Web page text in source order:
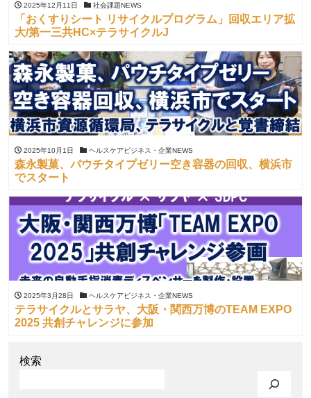
2025年12月11日 社会課題NEWS
「おくすりシート リサイクルプログラム」回収エリア拡
⼤/第一三共HC×テラサイクルJ
2025年10月1日 ヘルスケアビジネス・企業NEWS
森永製菓、パウチタイプゼリー空き容器の回収、横浜市
でスタート
2025年3月28日 ヘルスケアビジネス・企業NEWS
テラサイクルとサラヤ、大阪・関西万博のTEAM EXPO
2025 共創チャレンジに参加
検索